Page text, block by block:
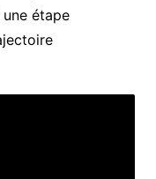
étape